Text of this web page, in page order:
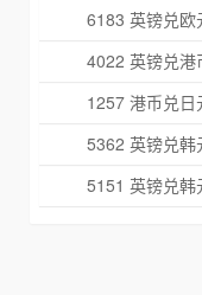
6183 英镑兑欧
4022 英镑兑港
1257 港币兑日
5362 英镑兑韩
5151 英镑兑韩